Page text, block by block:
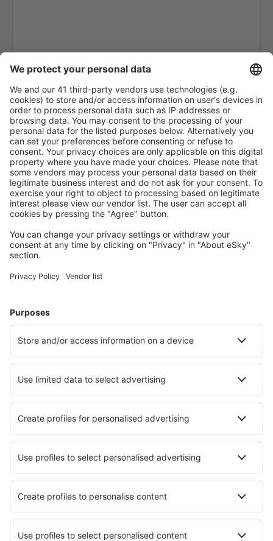
Santiago de Compostela Lavacolla (SCQ)
Leon Airport (LEN)
Lleida-Alguaire Airport (ILD)
Madrit Barajas (MAD)
Valencie Manises (VLC)
Salamanka Matacan (SLM)
Melilla Airport (MLN)
Mahon Menorka (MAH)
Murcia
Palma de Mallorca Airport (PMI)
Pamplona Airport (PNA)
Santander Parayas (SDR)
Vigo Peinador (VGO)
Murcia
Sevilla San Pablo (SVQ)
Badajoz Talavera la Real (BJZ)
San Cristobal de la Laguna Tenerife Sever (TFN)
Granadilla de Abona Tenerife Jih (TFS)